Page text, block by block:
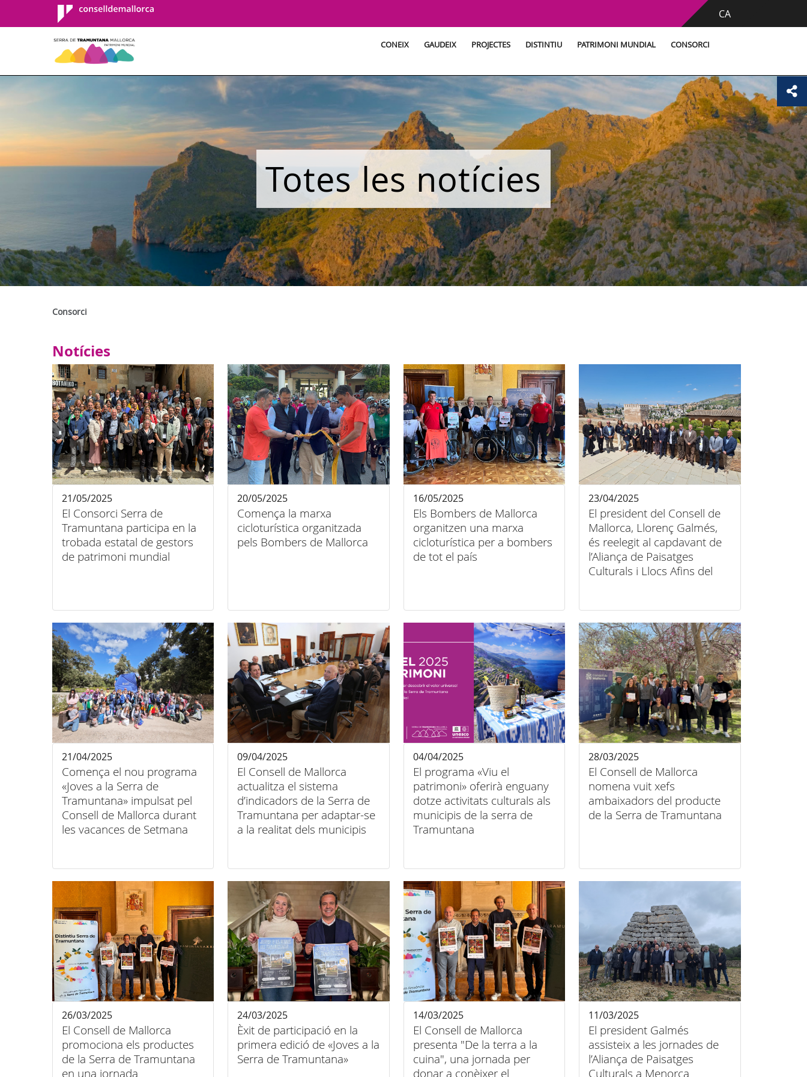
Consell de
Mallorca
CA
CONEIX GAUDEIX PROJECTES DISTINTIU PATRIMONI MUNDIAL CONSORCI
Totes les notícies
Consorci
Notícies
El Consorci Serra de
Tramuntana participa en la
trobada estatal de gestors
de patrimoni mundial
21/05/2025
Comença la marxa
cicloturística organitzada
pels Bombers de Mallorca
20/05/2025
Els Bombers de Mallorca
organitzen una marxa
cicloturística per a bombers
de tot el país
16/05/2025
El president del Consell de
Mallorca, Llorenç Galmés,
és reelegit al capdavant de
l’Aliança de Paisatges
Culturals i Llocs Afins del
23/04/2025
Comença el nou programa
«Joves a la Serra de
Tramuntana» impulsat pel
Consell de Mallorca durant
les vacances de Setmana
21/04/2025
El Consell de Mallorca
actualitza el sistema
d’indicadors de la Serra de
Tramuntana per adaptar-se
a la realitat dels municipis
09/04/2025
El programa «Viu el
patrimoni» oferirà enguany
dotze activitats culturals als
municipis de la serra de
Tramuntana
04/04/2025
El Consell de Mallorca
nomena vuit xefs
ambaixadors del producte
de la Serra de Tramuntana
28/03/2025
El Consell de Mallorca
promociona els productes
de la Serra de Tramuntana
en una jornada
26/03/2025
Èxit de participació en la
primera edició de «Joves a la
Serra de Tramuntana»
24/03/2025
El Consell de Mallorca
presenta "De la terra a la
cuina", una jornada per
donar a conèixer el
14/03/2025
El president Galmés
assisteix a les jornades de
l’Aliança de Paisatges
Culturals a Menorca
11/03/2025